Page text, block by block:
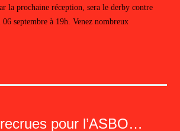
la prochaine réception, sera le derby contre
septembre à 19h. Venez nombreux
pour l’ASBO…